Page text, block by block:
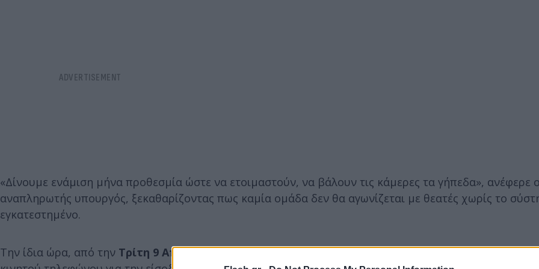
«Δίνουμε ενάμιση μήνα προθεσμία ώστε να ετοιμαστούν, να βάλουν τις κάμερες τα γήπεδα», ανέφερε ο
αναπληρωτής υπουργός, ξεκαθαρίζοντας πως καμία ομάδα δεν θα αγωνίζεται με θεατές χωρίς το
εγκατεστημένο.
Την ίδια ώρα, από την Τρίτη 9 Απριλίουθα τεθούν σε ισχύ οι διατάξεις για το νέο σύστημα